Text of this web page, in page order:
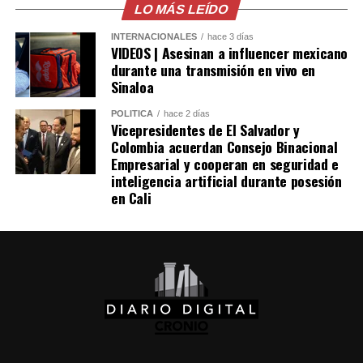
Me gusta esto:
posibilidad de llevar también a «Los Supersónicos» a la
pantalla grande. Sin embargo, el proyecto no logró
consolidarse y permaneció archivado durante varias
décadas, hasta que en 2026 se dio vía libre a su
realización, con Jim Carrey como una de las principales
figuras vinculadas a la producción.
Comparte esto:
X
Me gusta esto:
LO MÁS LEÍDO
INTERNACIONALES hace 3 días
VIDEOS | Asesinan a influencer mexicano
durante una transmisión en vivo en
Sinaloa
POLÍTICA hace 2 días
Vicepresidentes de El Salvador y
Colombia acuerdan Consejo Binacional
Empresarial y cooperan en seguridad e
inteligencia artificial durante posesión
en Cali